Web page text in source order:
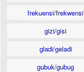
frekuensi/frekwensi
gizi/gisi
gladi/geladi
gubuk/gubug